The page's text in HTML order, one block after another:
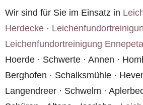
Versicherung ab.
Wir sind für Sie im Einsatz in
Herdecke ·
Leichenfundortreinigung
Hoerde · Schwerte · Annen ·
Berghofen · Schalksmühle ·
Langendreer · Schwelm ·